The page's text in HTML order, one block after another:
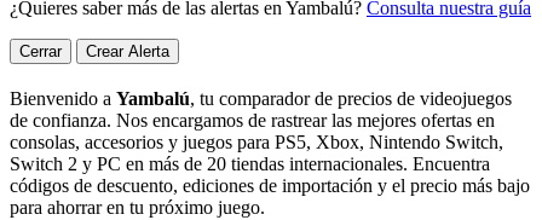
¿Quieres saber más de las alertas en Yambalú? Consulta nuestra guía
Cerrar Crear Alerta
Bienvenido a Yambalú, tu comparador de precios de videojuegos
de confianza. Nos encargamos de rastrear las mejores ofertas en
consolas, accesorios y juegos para PS5, Xbox, Nintendo Switch,
Switch 2 y PC en más de 20 tiendas internacionales. Encuentra
códigos de descuento, ediciones de importación y el precio más bajo
para ahorrar en tu próximo juego.